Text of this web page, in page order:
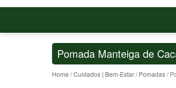
Pomada Manteiga de
Home /Cuidados | Bem-Estar/Pomadas/